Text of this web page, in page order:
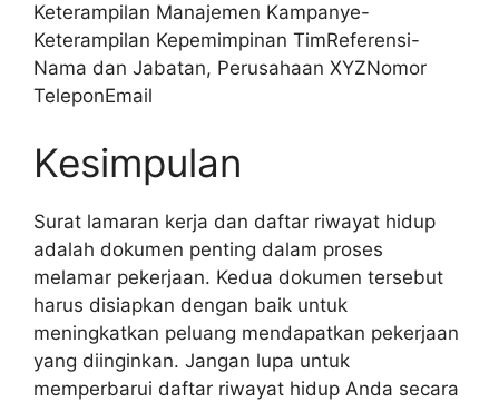
Keterampilan Manajemen Kampanye-
Keterampilan Kepemimpinan TimReferensi-
Nama dan Jabatan, Perusahaan XYZNomor
TeleponEmail
Kesimpulan
Surat lamaran kerja dan daftar riwayat hidup
adalah dokumen penting dalam proses
melamar pekerjaan. Kedua dokumen tersebut
harus disiapkan dengan baik untuk
meningkatkan peluang mendapatkan pekerjaan
yang diinginkan. Jangan lupa untuk
memperbarui daftar riwayat hidup Anda secara